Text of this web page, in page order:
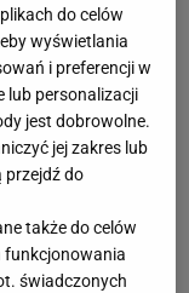
do celów
wyświetlania
i preferencji w
lub personalizacji
jest dobrowolne.
jej zakres lub
przejdź do
także do celów
funkcjonowania
świadczonych